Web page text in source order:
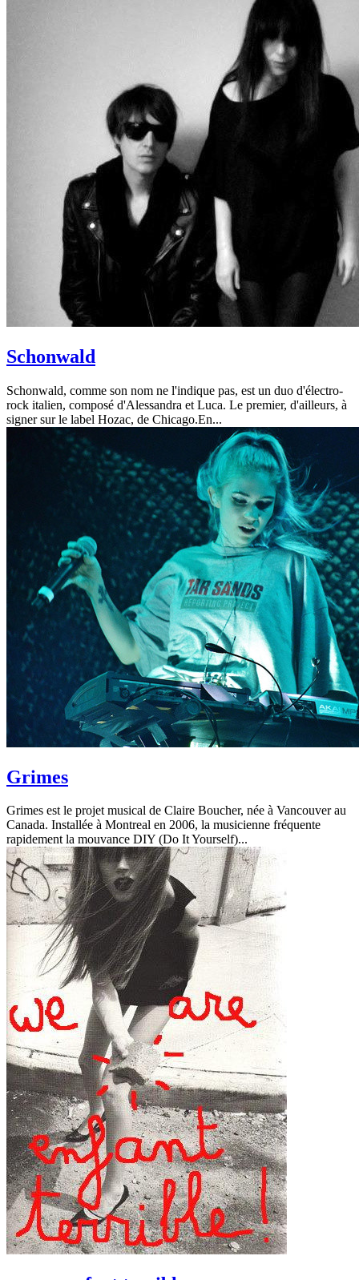
Schonwald
Schonwald, comme son nom ne l'indique pas, est un duo d'électro-
rock italien, composé d'Alessandra et Luca. Le premier, d'ailleurs, à
signer sur le label Hozac, de Chicago.En...
Grimes
Grimes est le projet musical de Claire Boucher, née à Vancouver au
Canada. Installée à Montreal en 2006, la musicienne fréquente
rapidement la mouvance DIY (Do It Yourself)...